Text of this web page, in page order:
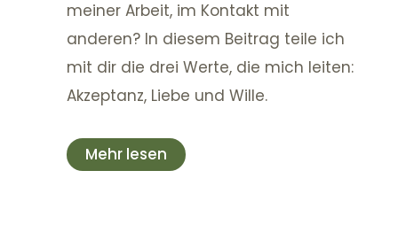
meiner Arbeit, im Kontakt mit
anderen? In diesem Beitrag teile ich
mit dir die drei Werte, die mich leiten:
Akzeptanz, Liebe und Wille.
Mehr lesen